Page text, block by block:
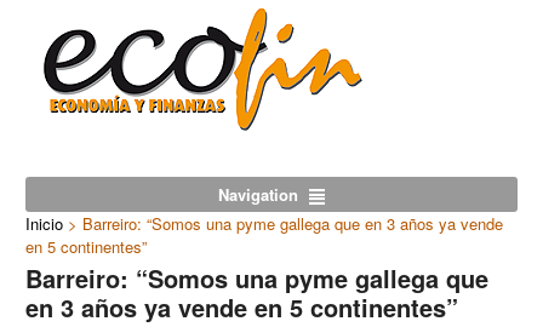
Navigation
Inicio > Barreiro: “Somos una pyme gallega que en 3 años ya vende
en 5 continentes”
Barreiro: “Somos una pyme gallega que
en 3 años ya vende en 5 continentes”